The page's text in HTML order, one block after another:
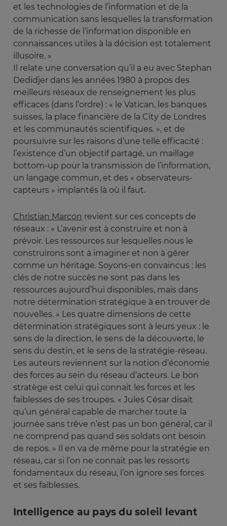
et les technologies de l’information et de la
communication sans lesquelles la transformation
de la richesse de l’information disponible en
connaissances utiles à la décision est totalement
illusoire. »
Il relate une conversation qu’il a eu avec Stephan
Dedidjer dans les années 1980 à propos des
meilleurs réseaux de renseignement les plus
efficaces (dans l’ordre) : « le Vatican, les banques
suisses, la place financière de la City de Londres
et les communautés scientifiques. », et de
poursuivre sur les raisons d’une telle efficacité :
l’existence d’un objectif partagé, un maillage
bottom-up pour la transmission de l’information,
un langage commun, et des « observateurs-
capteurs » implantés là où il faut.
Christian Marcon revient sur ces concepts de
réseaux : « L’avenir est à construire et non à
prévoir. Les ressources sur lesquelles nous le
construirons sont à imaginer et non à gérer
comme un héritage. Soyons-en convaincus : les
clés de notre succès ne sont pas dans les
ressources aujourd’hui disponibles, mais dans
notre détermination stratégique à en trouver de
nouvelles. » Les quatre dimensions de cette
détermination stratégiques sont à leurs yeux : le
sens de la direction, le sens de la découverte, le
sens du destin, et le sens de la stratégie-réseau.
Les auteurs reviennent sur la notion d’économie
des forces au sein du réseau d’acteurs. Le bon
stratège est celui qui connait les forces et les
faiblesses de ses troupes. « Jules César disait
qu’un général capable de marcher toute la
journée sans trêve n’est pas un bon général, car il
ne comprend pas quand ses soldats ont besoin
de repos. » Il en va de même pour la stratégie en
réseau, car si l’on ne connait pas les ressorts
fondamentaux du réseau, l’on ignore ses forces
et ses faiblesses.
Intelligence au pays du soleil levant